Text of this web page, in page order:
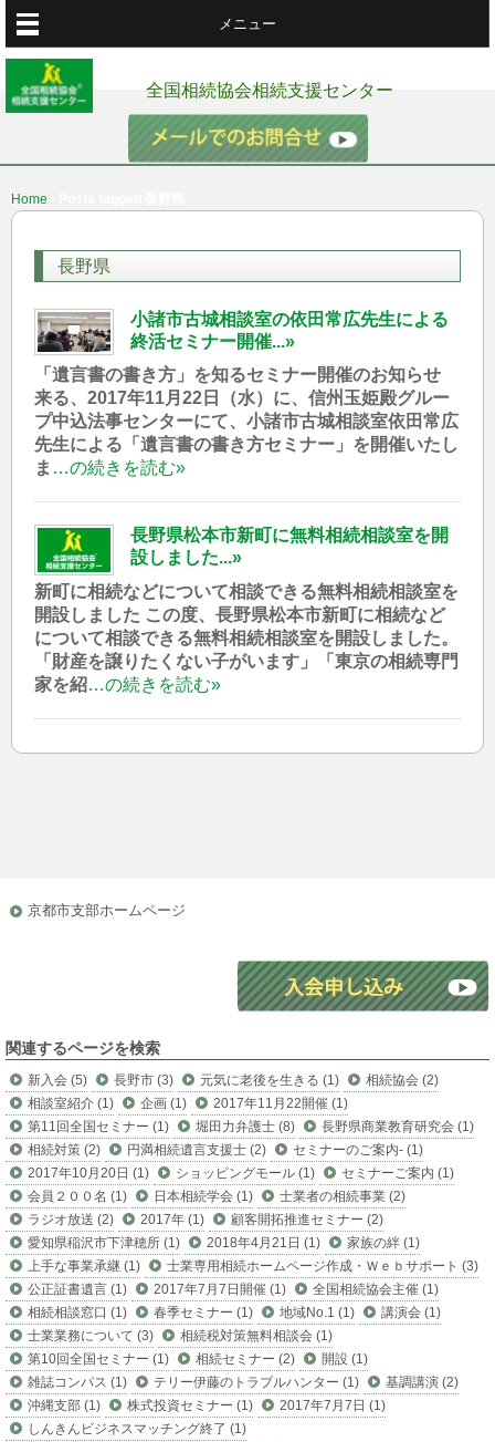
メニュー
全国相続協会相続支援センター
Home
長野県
小諸市古城相談室の依田常広先生による
終活セミナー開催...»
「遺言書の書き方」を知るセミナー開催のお知らせ
来る、2017年11月22日（水）に、信州玉姫殿グルー
プ中込法事センターにて、小諸市古城相談室依田常広
先生による「遺言書の書き方セミナー」を開催いたし
ま …の続きを読む»
長野県松本市新町に無料相続相談室を開
設しました...»
新町に相続などについて相談できる無料相続相談室を
開設しました この度、長野県松本市新町に相続など
について相談できる無料相続相談室を開設しました。
「財産を譲りたくない子がいます」「東京の相続専門
家を紹…の続きを読む»
京都市支部ホームページ
関連するページを検索
新入会 (5) 長野市 (3) 元気に老後を生きる (1)
相続協会 (2)
相談室紹介 (1)
企画 (1)
2017年11月22開催 (1)
第11回全国セミナー (1)
堀田力弁護士 (8)
長野県商業教育研究会 (1)
相続対策 (2)
円満相続遺言支援士 (2)
セミナーのご案内- (1)
2017年10月20日 (1)
ショッピングモール (1)
セミナーご案内 (1)
会員２００名 (1)
日本相続学会 (1)
士業者の相続事業 (2)
ラジオ放送 (2)
2017年 (1)
顧客開拓推進セミナー (2)
愛知県稲沢市下津穂所 (1)
2018年4月21日 (1)
家族の絆 (1)
上手な事業承継 (1)
士業専用相続ホームページ作成・Ｗｅｂサポート (3)
公正証書遺言 (1)
2017年7月7日開催 (1)
全国相続協会主催 (1)
相続相談窓口 (1)
春季セミナー (1) 地域No.1 (1)
講演会 (1)
士業業務について (3)
相続税対策無料相談会 (1)
第10回全国セミナー (1)
相続セミナー (2)
開設 (1)
雑誌コンパス (1)
テリー伊藤のトラブルハンター (1)
基調講演 (2)
沖縄支部 (1)
株式投資セミナー (1)
2017年7月7日 (1)
しんきんビジネスマッチング終了 (1)